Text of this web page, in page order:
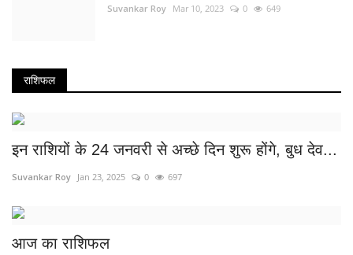
Suvankar Roy Mar 10, 2023 0 649
राशिफल
इन राशियों के 24 जनवरी से अच्छे दिन शुरू होंगे, बुध देव...
Suvankar Roy Jan 23, 2025 0 697
आज का राशिफल